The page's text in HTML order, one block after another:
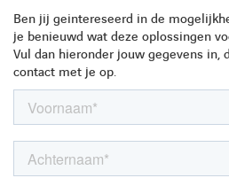
Ben jij geintereseerd in de
je benieuwd wat deze oplossingen
Vul dan hieronder jouw gegevens in,
contact met je op.